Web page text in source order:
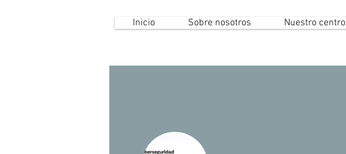
Inicio Sobre nosotros Nuestro centro